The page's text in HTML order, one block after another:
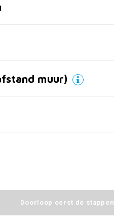
muur)
Doorloop eerst de stappen